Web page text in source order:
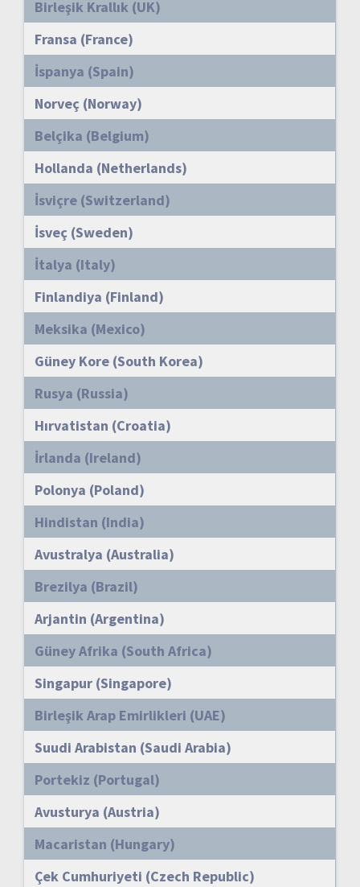
Birleşik Krallık (UK)
Fransa (France)
İspanya (Spain)
Norveç (Norway)
Belçika (Belgium)
Hollanda (Netherlands)
İsviçre (Switzerland)
İsveç (Sweden)
İtalya (Italy)
Finlandiya (Finland)
Meksika (Mexico)
Güney Kore (South Korea)
Rusya (Russia)
Hırvatistan (Croatia)
İrlanda (Ireland)
Polonya (Poland)
Hindistan (India)
Avustralya (Australia)
Brezilya (Brazil)
Arjantin (Argentina)
Güney Afrika (South Africa)
Singapur (Singapore)
Birleşik Arap Emirlikleri (UAE)
Suudi Arabistan (Saudi Arabia)
Portekiz (Portugal)
Avusturya (Austria)
Macaristan (Hungary)
Çek Cumhuriyeti (Czech Republic)